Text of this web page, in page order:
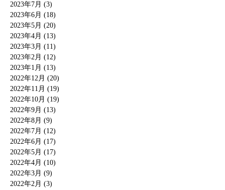
2023年7月 (3)
2023年6月 (18)
2023年5月 (20)
2023年4月 (13)
2023年3月 (11)
2023年2月 (12)
2023年1月 (13)
2022年12月 (20)
2022年11月 (19)
2022年10月 (19)
2022年9月 (13)
2022年8月 (9)
2022年7月 (12)
2022年6月 (17)
2022年5月 (17)
2022年4月 (10)
2022年3月 (9)
2022年2月 (3)